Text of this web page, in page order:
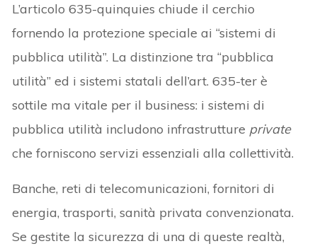
L’articolo 635-quinquies chiude il cerchio
fornendo la protezione speciale ai “sistemi di
pubblica utilità”. La distinzione tra “pubblica
utilità” ed i sistemi statali dell’art. 635-ter è
sottile ma vitale per il business: i sistemi di
pubblica utilità includono infrastrutture private
che forniscono servizi essenziali alla collettività.
Banche, reti di telecomunicazioni, fornitori di
energia, trasporti, sanità privata convenzionata.
Se gestite la sicurezza di una di queste realtà,